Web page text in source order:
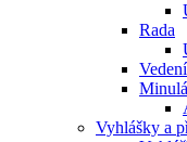
Rada
Vyhlášky a